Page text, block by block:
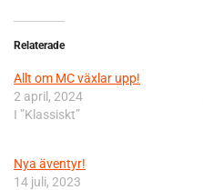
Relaterade
Allt om MC växlar upp!
2 april, 2024
I ”Klassiskt”
Nya äventyr!
14 juli, 2023